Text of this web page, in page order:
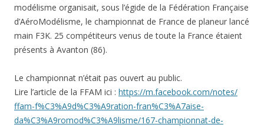
modélisme organisait, sous l’égide de la Fédération Française
d’AéroModélisme, le championnat de France de planeur lancé
main F3K. 25 compétiteurs venus de toute la France étaient
présents à Avanton (86).
Le championnat n’était pas ouvert au public.
Lire l’article de la FFAM ici : https://m.facebook.com/notes/
ffam-f%C3%A9d%C3%A9ration-fran%C3%A7aise-
da%C3%A9romod%C3%A9lisme/167-championnat-de-